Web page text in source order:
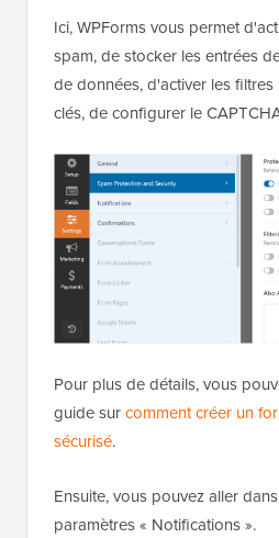
Ici, WPForms vous permet
spam, de stocker les entrées
de données, d'activer les
clés, de configurer le
Pour plus de détails, vous
guide surcomment créer un
sécurisé.
Ensuite, vous pouvez aller
paramètres « Notifications ».